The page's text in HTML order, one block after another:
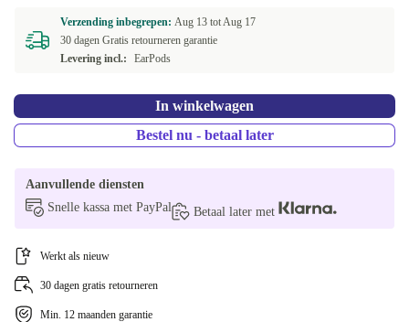
Verzending inbegrepen: Aug 13 totAug 17
30 dagen Gratis retourneren garantie
Levering incl.:
EarPods
In winkelwagen
Bestel nu - betaal later
Aanvullende diensten
Snelle kassa met PayPal
Betaal later met
Werkt als nieuw
30 dagen gratis retourneren
Min. 12 maanden garantie